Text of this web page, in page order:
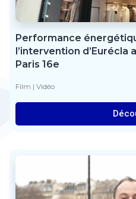
Performance
l’intervention d’Eurécla
Paris 16e
Film | Vidéo